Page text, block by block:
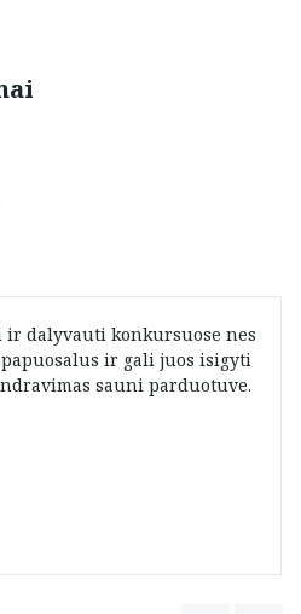
dalyvauti konkursuose nes
ir gali juos isigyti
sauni parduotuve.